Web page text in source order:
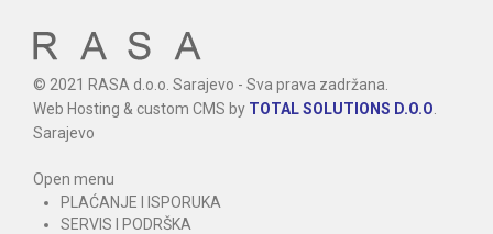
© 2021 RASA d.o.o. Sarajevo - Sva prava zadržana.
Web Hosting & custom CMS by TOTAL SOLUTIONS D.O.O
Sarajevo
Open menu
PLAĆANJE I ISPORUKA
SERVIS I PODRŠKA